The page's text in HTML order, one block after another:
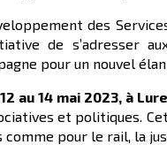
des
de s’adresser
pour un nouvel
au 14 mai 2023, à
et politiques.
pour le rail, la